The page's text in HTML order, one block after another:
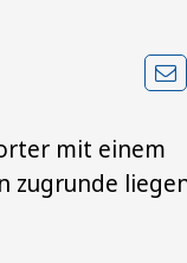
mit einem
zugrunde